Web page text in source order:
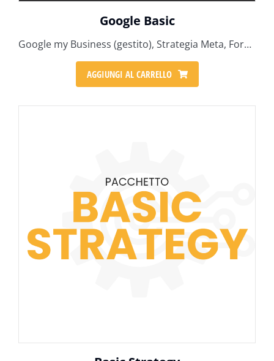
Google Basic
Google my Business (gestito), Strategia Meta, Formazione Social
AGGIUNGI AL CARRELLO